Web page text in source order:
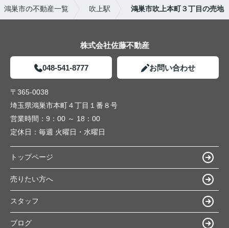
鴻巣市の不動産一覧 吹上駅 鴻巣市吹上本町３丁目の売地
株式会社佐藤不動産
048-541-8777 お問い合わせ
〒365-0038
埼玉県鴻巣市本町４丁目１番８号
営業時間： 9：00 ～ 18：00
定休日： 毎週 火曜日・水曜日
トップページ
売りたい方へ
スタッフ
ブログ